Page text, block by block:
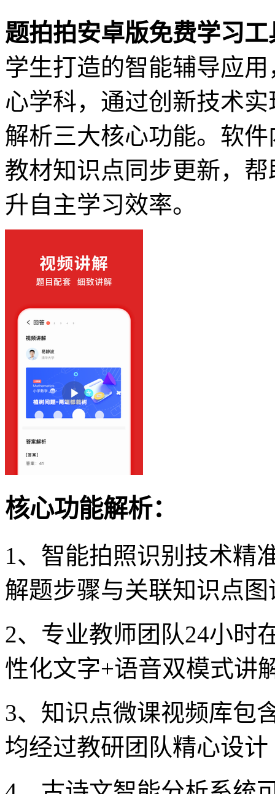
题拍拍安卓版免费学习工
学生打造的智能辅导应
心学科，通过创新技术
解析三大核心功能。软
教材知识点同步更新，
升自主学习效率。
核心功能解析：
1、智能拍照识别技术精
解题步骤与关联知识点图
2、专业教师团队24小时
性化文字+语音双模式讲
3、知识点微课视频库包
均经过教研团队精心设计